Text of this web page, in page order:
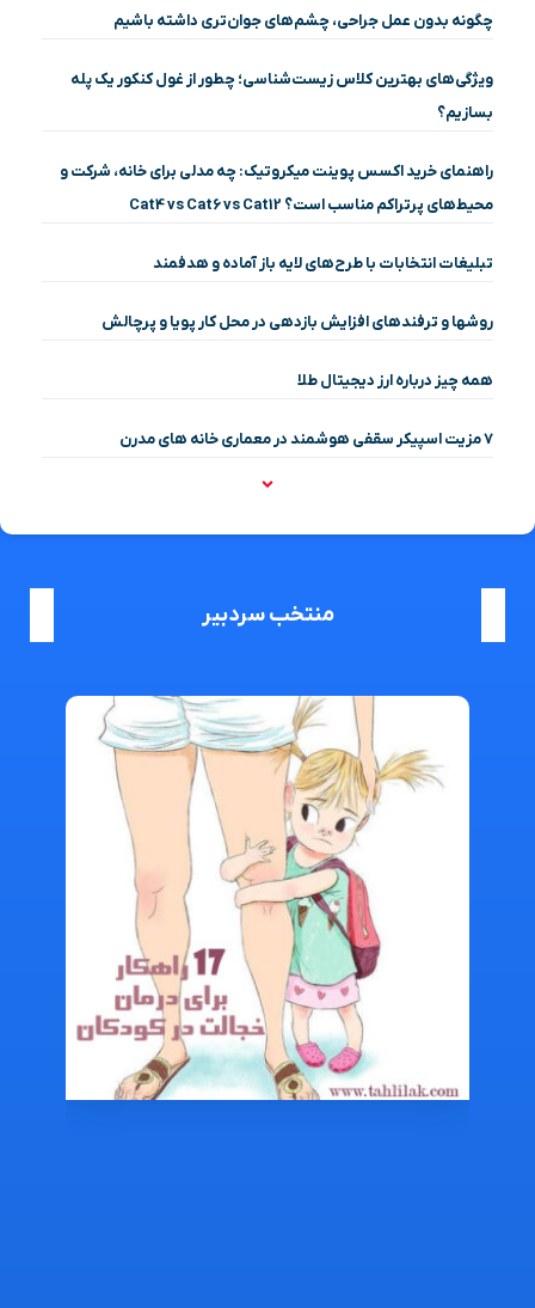
چگونه بدون عمل جراحی، چشم‌های جوان‌تری داشته باشیم
ویژگی‌های بهترین کلاس زیست‌شناسی؛ چطور از غول کنکور یک پله
بسازیم؟
راهنمای خرید اکسس پوینت میکروتیک: چه مدلی برای خانه، شرکت و
محیط‌های پرتراکم مناسب است؟ Cat4 vs Cat6 vs Cat12
تبلیغات انتخابات با طرح‌های لایه باز آماده و هدفمند
روشها و ترفندهای افزایش بازدهی در محل کار پویا و پرچالش
همه چیز درباره ارز دیجیتال طلا
۷ مزیت اسپیکر سقفی هوشمند در معماری خانه‌ های مدرن
منتخب سردبیر